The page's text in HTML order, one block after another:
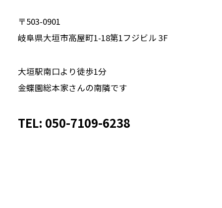
〒503-0901
岐阜県大垣市高屋町1-18第1フジビル 3F
大垣駅南口より徒歩1分
金蝶園総本家さんの南隣です
TEL: 050-7109-6238